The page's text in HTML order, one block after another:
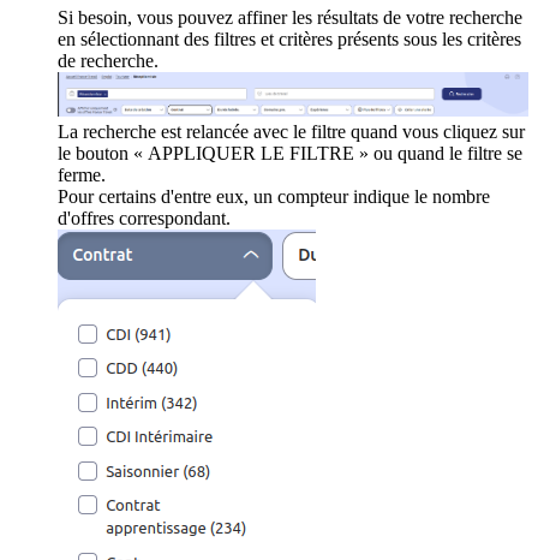
Si besoin, vous pouvez affiner les résultats de votre recherche
en sélectionnant des filtres et critères présents sous les critères
de recherche.
La recherche est relancée avec le filtre quand vous cliquez sur
le bouton « APPLIQUER LE FILTRE » ou quand le filtre se
ferme.
Pour certains d'entre eux, un compteur indique le nombre
d'offres correspondant.